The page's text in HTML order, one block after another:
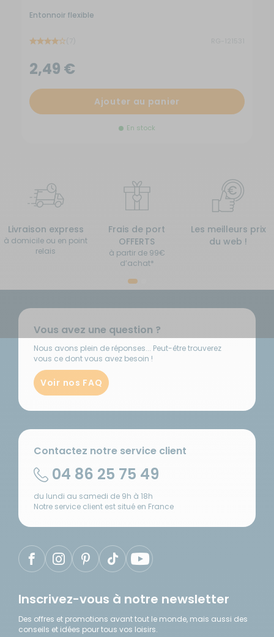
Entonnoir flexible
2,49 €
Ajouter au panier
En stock
Livraison express
à domicile ou en point
relais
Frais de port
OFFERTS
à partir de 99€
d’achat*
Les meilleurs prix
du web !
Vous avez une question ?
Nous avons plein de réponses... Peut-être trouverez
vous ce dont vous avez besoin !
Voir nos FAQ
Contactez notre service client
04 86 25 75 49
du lundi au samedi de 9h à 18h
Notre service client est situé en France
Inscrivez-vous à notre newsletter
Des offres et promotions avant tout le monde, mais aussi des
conseils et idées pour tous vos loisirs.